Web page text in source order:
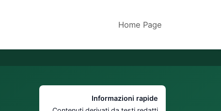
Home Page
Informazioni rapide